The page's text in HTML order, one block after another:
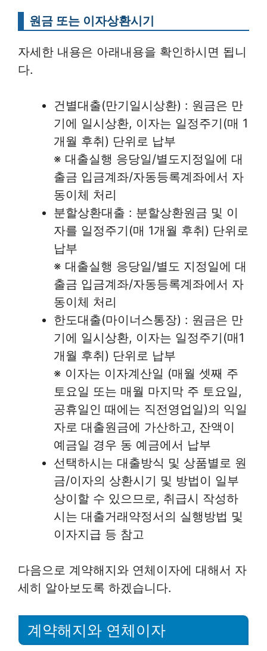
원금 또는 이자상환시기
자세한 내용은 아래내용을 확인하시면 됩니
다.
건별대출(만기일시상환) : 원금은 만
기에 일시상환, 이자는 일정주기(매 1
개월 후취) 단위로 납부
※ 대출실행 응당일/별도지정일에 대
출금 입금계좌/자동등록계좌에서 자
동이체 처리
분할상환대출 : 분할상환원금 및 이
자를 일정주기(매 1개월 후취) 단위로
납부
※ 대출실행 응당일/별도 지정일에 대
출금 입금계좌/자동등록계좌에서 자
동이체 처리
한도대출(마이너스통장) : 원금은 만
기에 일시상환, 이자는 일정주기(매1
개월 후취) 단위로 납부
※ 이자는 이자계산일 (매월 셋째 주
토요일 또는 매월 마지막 주 토요일,
공휴일인 때에는 직전영업일)의 익일
자로 대출원금에 가산하고, 잔액이
예금일 경우 동 예금에서 납부
선택하시는 대출방식 및 상품별로 원
금/이자의 상환시기 및 방법이 일부
상이할 수 있으므로, 취급시 작성하
시는 대출거래약정서의 실행방법 및
이자지급 등 참고
다음으로 계약해지와 연체이자에 대해서 자
세히 알아보도록 하겠습니다.
계약해지와 연체이자